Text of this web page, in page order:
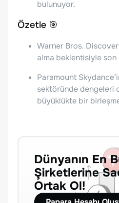
bulunuyor.
Özetle 🎯
Warner Bros.
alma beklentisiyle
Paramount
sektöründe dengeleri
büyüklükte bir
Dünyanın En
Şirketlerine
Ortak Ol!